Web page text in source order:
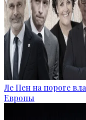
Ле Пен на пороге
Европы